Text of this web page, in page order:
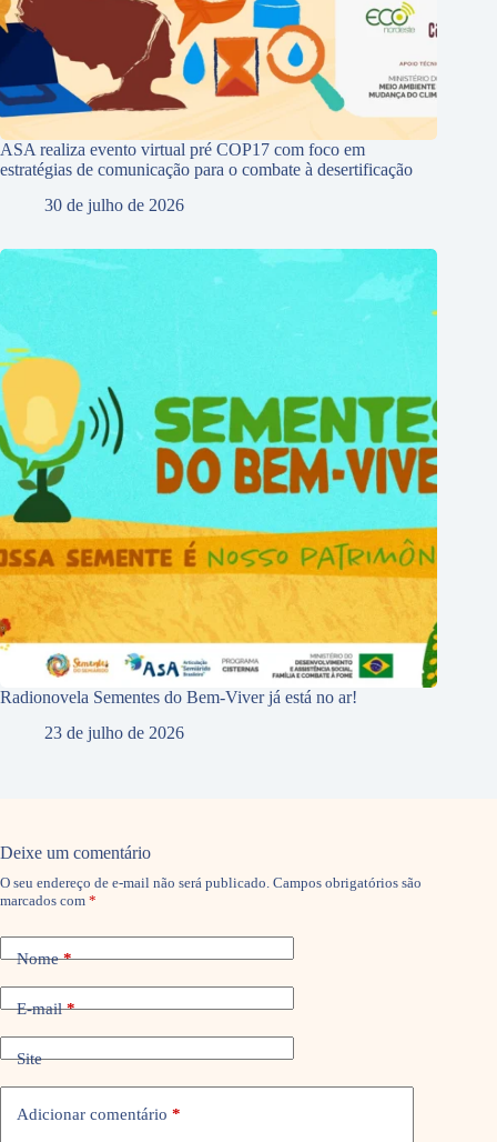
ASA realiza evento virtual pré COP17 com foco em
estratégias de comunicação para o combate à desertificação
30 de julho de 2026
Radionovela Sementes do Bem-Viver já está no ar!
23 de julho de 2026
Deixe um comentário
O seu endereço de e-mail não será publicado. Campos obrigatórios são
marcados com *
Nome*
E-mail*
Site
Adicionar comentário *